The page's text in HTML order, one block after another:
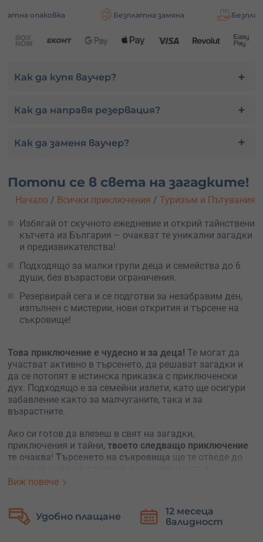
Безплатна замяна Безплатна
Как да купя ваучер?
Как да направя резервация?
Как да заменя ваучер?
Потопи се в света на загадките!
Начало / Всички приключения / Туризъм и Пътувания
Избягай от скучното ежедневие и открий тайнствени
кътчета из България – очакват те уникални загадки
и предизвикателства!
Подходящо за малки групи деца и семейства до 6
души, без възрастови ограничения.
Резервирай сега и се подготви за незабравим ден,
изпълнен с мистерии, нови открития и търсене на
съкровище!
Това приключение е чудесно и за деца! Те могат да
участват активно в търсенето, да решават загадки и
да се потопят в истинска приказка с приключенски
дух. Подходящо е за семейни излети, като ще осигури
забавление както за малчуганите, така и за
възрастните.
Ако си готов да влезеш в свят на загадки,
приключения и тайни, твоето следващо приключение
те очаква! Търсенето на съкровища ще те отведе до
България. С участието си в това еднодневно
Подходящо е за всички, които искат да разнообразят
ежедневието си и да избягат от градската суета.
Виж повече
12 месеца
валидност
Безплатна
замяна